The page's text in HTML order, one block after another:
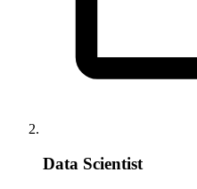
Data Scientist